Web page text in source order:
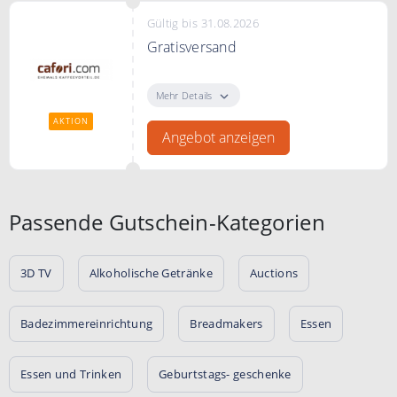
AKTION
Gültig bis 31.08.2026
Gratisversand
Markenkaffee von LavAzza,
günstigen Preisen. Ab einer
Bestellung von 60€ erhalten Sie
Mehr Details
Angebot anzeigen
Passende Gutschein-Kategorien
3D TV Alkoholische Getränke Auctions
Badezimmereinrichtung Breadmakers Essen
Essen und Trinken Geburtstags- geschenke